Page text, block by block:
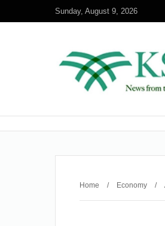
Sunday, August 9, 2026
Home / Economy /